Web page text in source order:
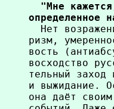
"Мне
определенное
Нет
ризм,
вость
восходство
тельный заход
и выжидание.
она даёт